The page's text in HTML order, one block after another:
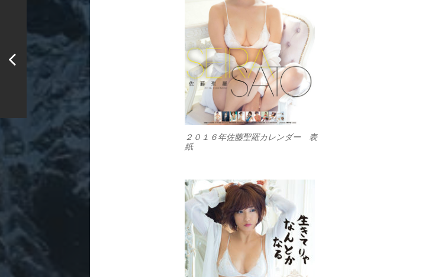
２０１６年佐藤聖羅カレンダー 表
紙